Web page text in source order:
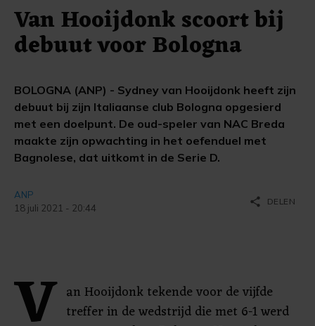
Van Hooijdonk scoort bij
debuut voor Bologna
BOLOGNA (ANP) - Sydney van Hooijdonk heeft zijn
debuut bij zijn Italiaanse club Bologna opgesierd
met een doelpunt. De oud-speler van NAC Breda
maakte zijn opwachting in het oefenduel met
Bagnolese, dat uitkomt in de Serie D.
ANP
18 juli 2021 - 20:44
share DELEN
an Hooijdonk tekende voor de vijfde
treffer in de wedstrijd die met 6-1 werd